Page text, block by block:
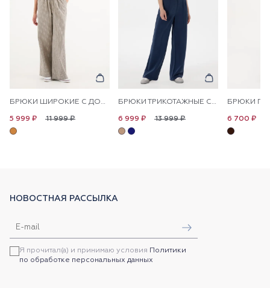
БРЮКИ ШИРОКИЕ С ДОБАВЛЕНИЕМ ЛЬНА НА КУЛИСКЕ
11 999 ₽
5 999 ₽
БРЮКИ ТРИКОТАЖНЫЕ СО СТРЕЛКАМИ
13 999 ₽
6 999 ₽ 6 700 ₽
НОВОСТНАЯ РАССЫЛКА
Я прочитал(а) и принимаю условия Политики
по обработке персональных данных